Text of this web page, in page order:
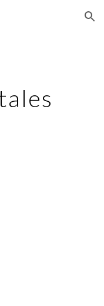
Skip to navigation